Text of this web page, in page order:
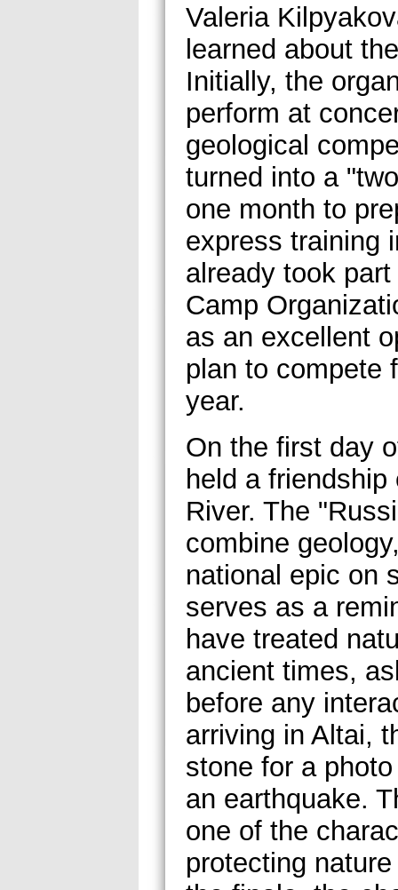
Valeria
learned about
Initially, the
perform at
geological
turned into a
one month to
express training
already took
Camp
as an excellent
plan to compete
year.
On the first day
held a
River. The
combine
national epic on
serves as a
have treated
ancient times,
before any
arriving in Altai,
stone for a
an earthquake.
one of the
protecting